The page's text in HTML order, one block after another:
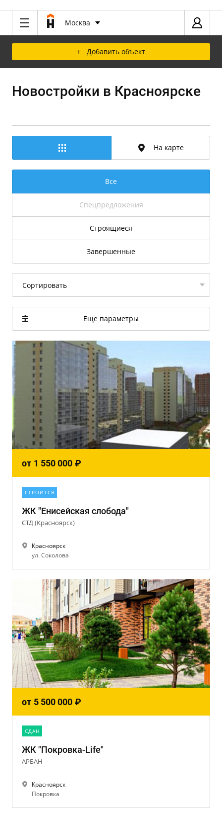
Москва
+ Добавить объект
Новостройки в Красноярске
На карте
Все
Спецпредложения
Строящиеся
Завершенные
Сортировать
Еще параметры
от 1 550 000 ₽
СТРОИТСЯ
ЖК "Енисейская слобода"
СТД (Красноярск)
Красноярск
ул. Соколова
от 5 500 000 ₽
CДАН
ЖК "Покровка-Life"
АРБАН
Красноярск
Покровка